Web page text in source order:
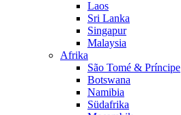
Laos
Sri Lanka
Singapur
Malaysia
Afrika
São Tomé & Príncipe
Botswana
Namibia
Südafrika